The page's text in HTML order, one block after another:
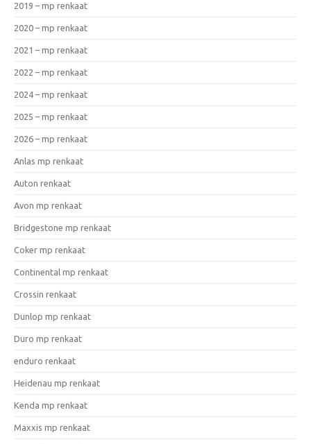
2019 – mp renkaat
2020 – mp renkaat
2021 – mp renkaat
2022 – mp renkaat
2024 – mp renkaat
2025 – mp renkaat
2026 – mp renkaat
Anlas mp renkaat
Auton renkaat
Avon mp renkaat
Bridgestone mp renkaat
Coker mp renkaat
Continental mp renkaat
Crossin renkaat
Dunlop mp renkaat
Duro mp renkaat
enduro renkaat
Heidenau mp renkaat
Kenda mp renkaat
Maxxis mp renkaat